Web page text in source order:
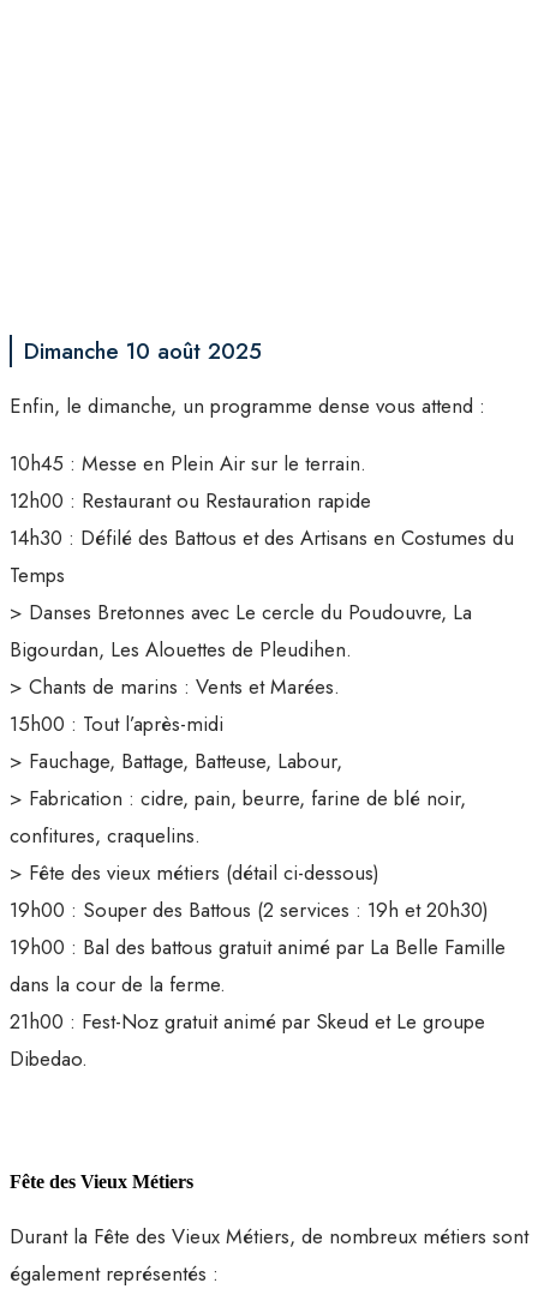
Dimanche 10 août 2025
Enfin, le dimanche, un programme dense vous attend :
10h45 : Messe en Plein Air sur le terrain.
12h00 : Restaurant ou Restauration rapide
14h30 : Défilé des Battous et des Artisans en Costumes du
Temps
> Danses Bretonnes avec Le cercle du Poudouvre, La
Bigourdan, Les Alouettes de Pleudihen.
> Chants de marins : Vents et Marées.
15h00 : Tout l’après-midi
> Fauchage, Battage, Batteuse, Labour,
> Fabrication : cidre, pain, beurre, farine de blé noir,
confitures, craquelins.
> Fête des vieux métiers (détail ci-dessous)
19h00 : Souper des Battous (2 services : 19h et 20h30)
19h00 : Bal des battous gratuit animé par La Belle Famille
dans la cour de la ferme.
21h00 : Fest-Noz gratuit animé par Skeud et Le groupe
Dibedao.
Fête des Vieux Métiers
Durant la Fête des Vieux Métiers, de nombreux métiers sont
également représentés :